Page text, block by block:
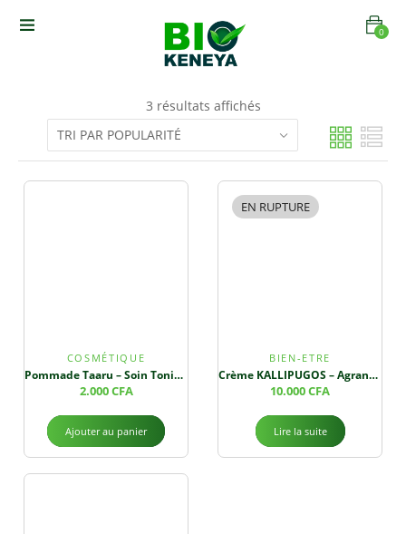
0
3 résultats affichés
COSMÉTIQUE
Pommade Taaru – Soin Tonifiant et Raffermissant
2.000CFA
Ajouter au panier
EN RUPTURE
BIEN-ETRE
Crème KALLIPUGOS – Agrandissement et Vitalité Masculine
10.000CFA
Lire la suite